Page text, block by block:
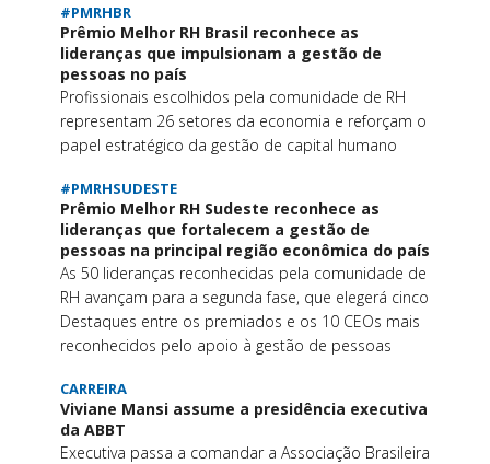
#PMRHBR
Prêmio Melhor RH Brasil reconhece as
lideranças que impulsionam a gestão de
pessoas no país
Profissionais escolhidos pela comunidade de RH
representam 26 setores da economia e reforçam o
papel estratégico da gestão de capital humano
#PMRHSUDESTE
Prêmio Melhor RH Sudeste reconhece as
lideranças que fortalecem a gestão de
pessoas na principal região econômica do país
As 50 lideranças reconhecidas pela comunidade de
RH avançam para a segunda fase, que elegerá cinco
Destaques entre os premiados e os 10 CEOs mais
reconhecidos pelo apoio à gestão de pessoas
CARREIRA
Viviane Mansi assume a presidência executiva
da ABBT
Executiva passa a comandar a Associação Brasileira